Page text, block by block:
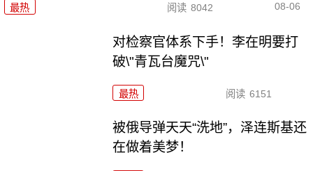
最热 阅读 8042 08-06
对检察官体系下手！李在明要打
破\"青瓦台魔咒\"
最热 阅读 6151
被俄导弹天天“洗地”，泽连斯基还
在做着美梦！